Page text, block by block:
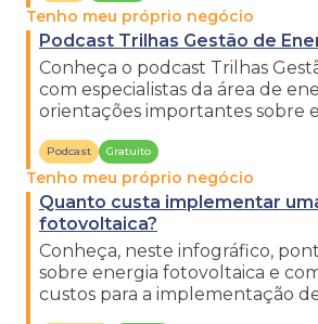
Tenho meu próprio negócio
Podcast Trilhas Gestão de
Conheça o podcast Trilhas
com especialistas da área de
orientações importantes sobre
Podcast Gratuito
Tenho meu próprio negócio
Quanto custa implementar
fotovoltaica?
Conheça, neste infográfico,
sobre energia fotovoltaica e
custos para a implementação